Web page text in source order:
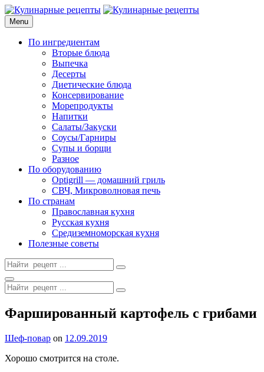
Skip
to
content
Кулинарные рецепты
для домашнего приготовления
Menu
По ингредиентам
Вторые блюда
Выпечка
Десерты
Диетические блюда
Консервирование
Морепродукты
Напитки
Салаты/Закуски
Соусы/Гарниры
Супы и борщи
Разное
По оборудованию
Optigrill — домашний гриль
СВЧ, Микроволновая печь
По странам
Православная кухня
Русская кухня
Средиземноморская кухня
Полезные советы
Search
for:
Search
Search
for:
Site
Overlay
Фаршированный картофель с грибами
By
Шеф-повар on 12.09.2019
Хорошо смотрится на столе.